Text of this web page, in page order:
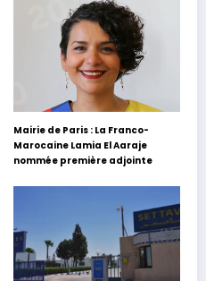
Mairie de Paris : La Franco-
Marocaine Lamia El Aaraje
nommée première adjointe